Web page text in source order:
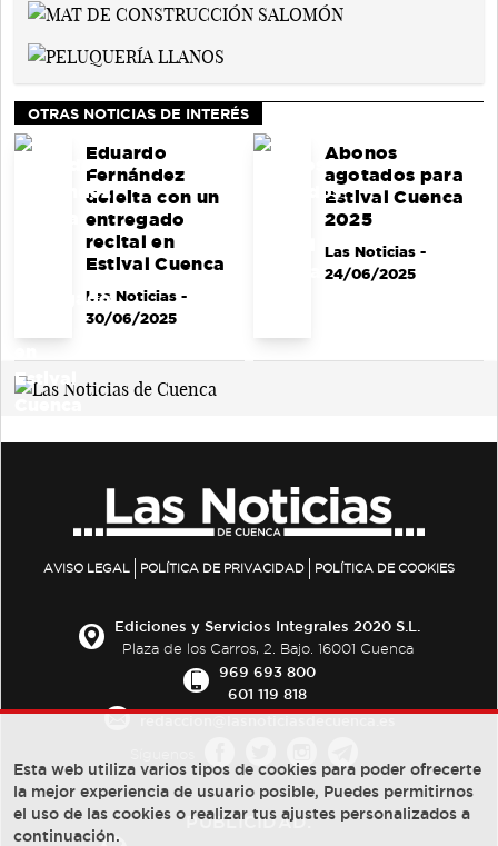
OTRAS NOTICIAS DE INTERÉS
Eduardo
Fernández
deleita con un
entregado
recital en
Estival Cuenca
Las Noticias-
30/06/2025
Abonos
agotados para
Estival Cuenca
2025
Las Noticias-
24/06/2025
AVISO LEGAL POLÍTICA DE PRIVACIDAD POLÍTICA DE COOKIES
Ediciones y Servicios Integrales 2020 S.L.
Plaza de los Carros, 2. Bajo. 16001 Cuenca
969 693 800
601 119 818
PUBLICIDAD:
Esta web utiliza varios tipos de cookies para poder ofrecerte
la mejor experiencia de usuario posible, Puedes permitirnos
el uso de las cookies o realizar tus ajustes personalizados a
continuación.